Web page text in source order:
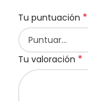
Tu puntuación *
Tu valoración *